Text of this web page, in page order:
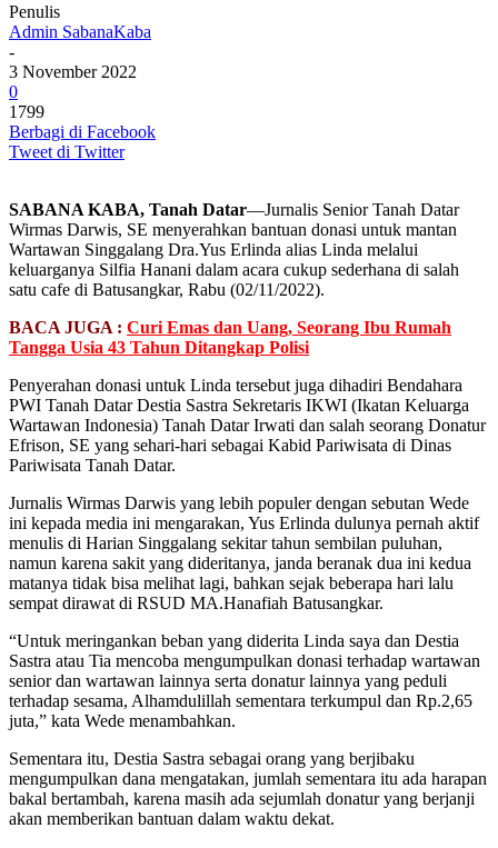
Penulis
Admin SabanaKaba
-
3 November 2022
0
1799
Berbagi di Facebook
Tweet di Twitter
SABANA KABA, Tanah Datar—Jurnalis Senior Tanah Datar
Wirmas Darwis, SE menyerahkan bantuan donasi untuk mantan
Wartawan Singgalang Dra.Yus Erlinda alias Linda melalui
keluarganya Silfia Hanani dalam acara cukup sederhana di salah
satu cafe di Batusangkar, Rabu (02/11/2022).
BACA JUGA : Curi Emas dan Uang, Seorang Ibu Rumah
Tangga Usia 43 Tahun Ditangkap Polisi
Penyerahan donasi untuk Linda tersebut juga dihadiri Bendahara
PWI Tanah Datar Destia Sastra Sekretaris IKWI (Ikatan Keluarga
Wartawan Indonesia) Tanah Datar Irwati dan salah seorang Donatur
Efrison, SE yang sehari-hari sebagai Kabid Pariwisata di Dinas
Pariwisata Tanah Datar.
Jurnalis Wirmas Darwis yang lebih populer dengan sebutan Wede
ini kepada media ini mengarakan, Yus Erlinda dulunya pernah aktif
menulis di Harian Singgalang sekitar tahun sembilan puluhan,
namun karena sakit yang dideritanya, janda beranak dua ini kedua
matanya tidak bisa melihat lagi, bahkan sejak beberapa hari lalu
sempat dirawat di RSUD MA.Hanafiah Batusangkar.
“Untuk meringankan beban yang diderita Linda saya dan Destia
Sastra atau Tia mencoba mengumpulkan donasi terhadap wartawan
senior dan wartawan lainnya serta donatur lainnya yang peduli
terhadap sesama, Alhamdulillah sementara terkumpul dan Rp.2,65
juta,” kata Wede menambahkan.
Sementara itu, Destia Sastra sebagai orang yang berjibaku
mengumpulkan dana mengatakan, jumlah sementara itu ada harapan
bakal bertambah, karena masih ada sejumlah donatur yang berjanji
akan memberikan bantuan dalam waktu dekat.